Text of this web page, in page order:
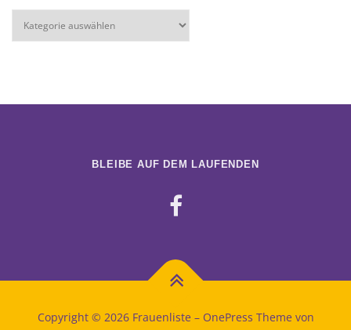
BLEIBE AUF DEM LAUFENDEN
Copyright © 2026 Frauenliste – OnePress Theme von